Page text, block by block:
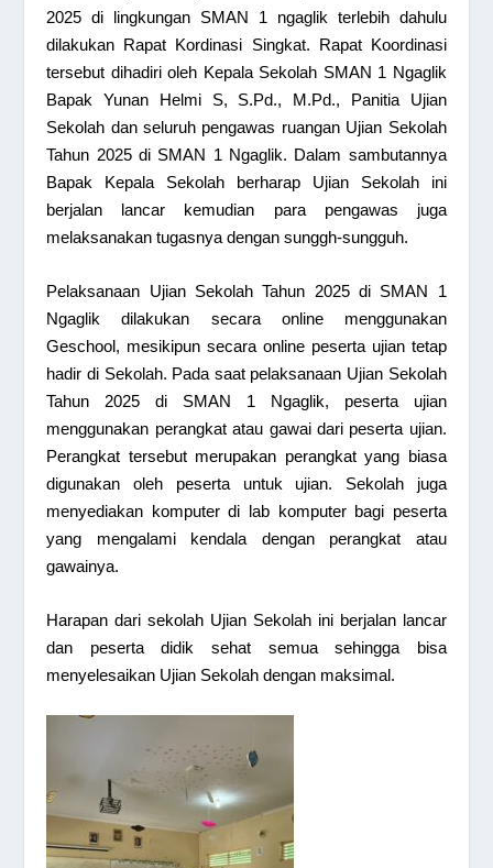
2025 di lingkungan SMAN 1 ngaglik terlebih dahulu
dilakukan Rapat Kordinasi Singkat. Rapat Koordinasi
tersebut dihadiri oleh Kepala Sekolah SMAN 1 Ngaglik
Bapak Yunan Helmi S, S.Pd., M.Pd., Panitia Ujian
Sekolah dan seluruh pengawas ruangan Ujian Sekolah
Tahun 2025 di SMAN 1 Ngaglik. Dalam sambutannya
Bapak Kepala Sekolah berharap Ujian Sekolah ini
berjalan lancar kemudian para pengawas juga
melaksanakan tugasnya dengan sunggh-sungguh.
Pelaksanaan Ujian Sekolah Tahun 2025 di SMAN 1
Ngaglik dilakukan secara online menggunakan
Geschool, mesikipun secara online peserta ujian tetap
hadir di Sekolah. Pada saat pelaksanaan Ujian Sekolah
Tahun 2025 di SMAN 1 Ngaglik, peserta ujian
menggunakan perangkat atau gawai dari peserta ujian.
Perangkat tersebut merupakan perangkat yang biasa
digunakan oleh peserta untuk ujian. Sekolah juga
menyediakan komputer di lab komputer bagi peserta
yang mengalami kendala dengan perangkat atau
gawainya.
Harapan dari sekolah Ujian Sekolah ini berjalan lancar
dan peserta didik sehat semua sehingga bisa
menyelesaikan Ujian Sekolah dengan maksimal.